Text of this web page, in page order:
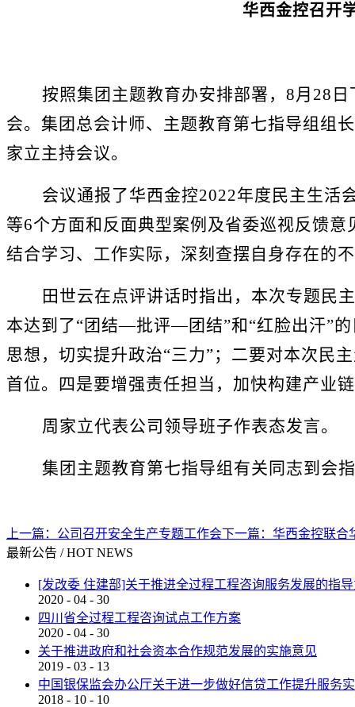
华西金控召开
按照集团主题教育办安排部署 ， 8月28
会。 集团总会计师、 主题教育第七指导组组长
家立 主持会议。
会议通报了华西金控2022年度民主生活
等6个方面和反面典型案例及省委巡视反馈
结合学习、工作实际，深刻查摆自身存在的
田世云在点评讲话时指出 ，本次专题民
本达到了“团结—批评—团结”和“红脸出汗”
思想，切实提升政治“三力”； 二要对本次民
首位。 四是要增强责任担当， 加快构建产业
周家立代表公司领导班子作表态发言。
集团主题教育第七指导组有关同志到会
上一篇： 公司召开安全生产专题工作会下一篇： 华西金控联合
最新公告 / HOT NEWS
[发改委 住建部]关于推进全过程工程咨询服务发展的指
2020 - 04 - 30
四川省全过程工程咨询试点工作方案
2020 - 04 - 30
关于推进政府和社会资本合作规范发展的实施意见
2019 - 03 - 13
中国银保监会办公厅关于进一步做好信贷工作提升服务
2018 - 10 - 10